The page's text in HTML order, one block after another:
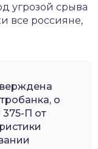
угрозой срыва
все россияне,
о
П от